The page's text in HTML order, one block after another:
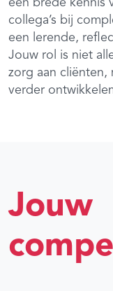
een brede kennis
collega’s bij
een lerende,
Jouw rol is niet
zorg aan cliënten,
verder
Jouw